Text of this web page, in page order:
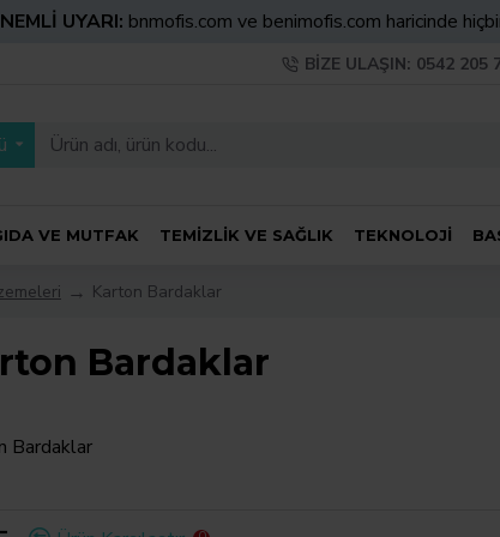
UYARI: bnmofis.com ve benimofis.com haricinde
BIZE ULAŞIN: 0542 205
VE MUTFAK TEMIZLIK VE SAĞLIK TEKNOLOJI
Karton Bardaklar
Bardaklar
Bardaklar